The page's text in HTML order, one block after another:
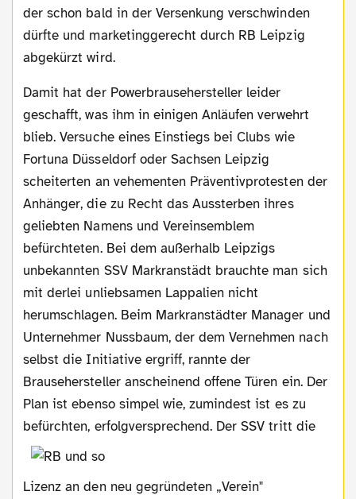
der schon bald in der Versenkung verschwinden
dürfte und marketinggerecht durch RB Leipzig
abgekürzt wird.
Damit hat der Powerbrausehersteller leider
geschafft, was ihm in einigen Anläufen verwehrt
blieb. Versuche eines Einstiegs bei Clubs wie
Fortuna Düsseldorf oder Sachsen Leipzig
scheiterten an vehementen Präventivprotesten der
Anhänger, die zu Recht das Aussterben ihres
geliebten Namens und Vereinsemblem
befürchteten. Bei dem außerhalb Leipzigs
unbekannten SSV Markranstädt brauchte man sich
mit derlei unliebsamen Lappalien nicht
herumschlagen. Beim Markranstädter Manager und
Unternehmer Nussbaum, der dem Vernehmen nach
selbst die Initiative ergriff, rannte der
Brausehersteller anscheinend offene Türen ein. Der
Plan ist ebenso simpel wie, zumindest ist es zu
befürchten, erfolgversprechend. Der SSV tritt die
Lizenz an den neu gegründeten „Verein"